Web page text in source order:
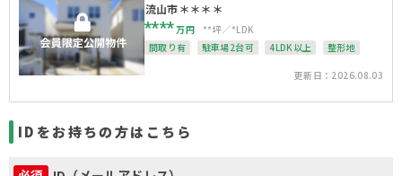
流山市＊＊＊＊
****万円 **坪
*LDK
間取り有
駐車場2台可 4LDK以上 整形地
更新日：2026.08.03
IDをお持ちの方はこちら